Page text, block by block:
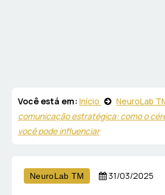
Você está em: Início NeuroLab
comunicação estratégica: como o
você pode influenciar
NeuroLab TM 31/03/2025